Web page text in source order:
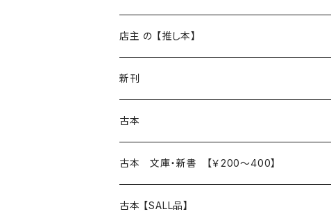
再入荷
新入荷
再入荷
店主 の 【推し本】
新刊
本 の あれこれ
読書のこと
本屋のこと
文芸
近代小説 エッセイ 戯曲（日本人作家）
日々 の できこと
古本
本 の あれこれ
読書のこと
日本文学
古本 文庫・新書 【￥200～400】
日本文学
古本 【SALL品】